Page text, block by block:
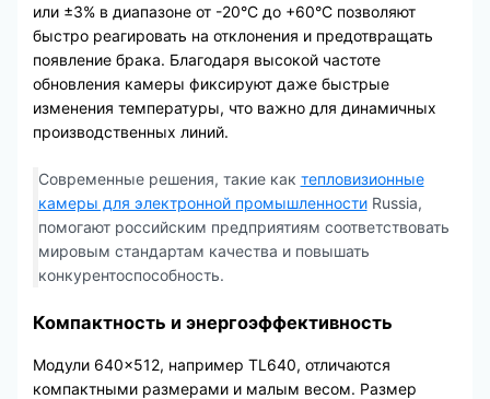
или ±3% в диапазоне от -20°C до +60°C позволяют
быстро реагировать на отклонения и предотвращать
появление брака. Благодаря высокой частоте
обновления камеры фиксируют даже быстрые
изменения температуры, что важно для динамичных
производственных линий.
Современные решения, такие как тепловизионные
камеры для электронной промышленностиRussia,
помогают российским предприятиям соответствовать
мировым стандартам качества и повышать
конкурентоспособность.
Компактность и энергоэффективность
Модули 640×512, например TL640, отличаются
компактными размерами и малым весом. Размер